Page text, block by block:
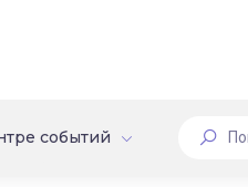
событий